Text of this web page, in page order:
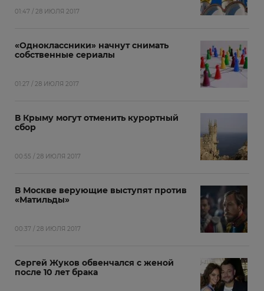
01:47 / 28 ИЮЛЯ 2017
«Одноклассники» начнут снимать
собственные сериалы
01:27 / 28 ИЮЛЯ 2017
В Крыму могут отменить курортный
сбор
00:55 / 28 ИЮЛЯ 2017
В Москве верующие выступят против
«Матильды»
00:37 / 28 ИЮЛЯ 2017
Сергей Жуков обвенчался с женой
после 10 лет брака